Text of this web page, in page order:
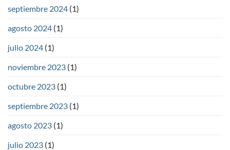
septiembre 2024 (1)
agosto 2024 (1)
julio 2024 (1)
noviembre 2023 (1)
octubre 2023 (1)
septiembre 2023 (1)
agosto 2023 (1)
julio 2023 (1)